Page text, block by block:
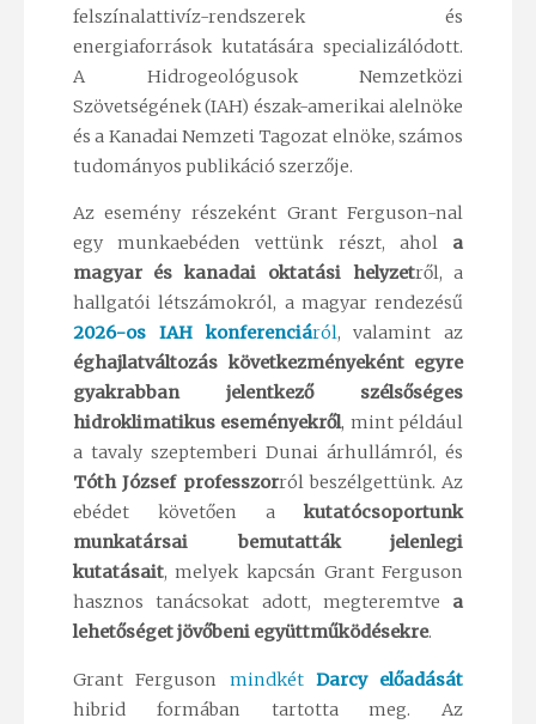
felszínalattivíz-rendszerek és
energiaforrások kutatására specializálódott.
A Hidrogeológusok Nemzetközi
Szövetségének (IAH) észak-amerikai alelnöke
és a Kanadai Nemzeti Tagozat elnöke, számos
tudományos publikáció szerzője.
Az esemény részeként Grant Ferguson-nal
egy munkaebéden vettünk részt, ahola
magyar és kanadai oktatási helyzetről, a
hallgatói létszámokról, a magyar rendezésű
2026-os IAH konferenciáról, valamint az
éghajlatváltozás következményeként egyre
gyakrabban jelentkező szélsőséges
hidroklimatikus eseményekről, mint például
a tavaly szeptemberi Dunai árhullámról, és
Tóth József professzorról beszélgettünk. Az
ebédet követően akutatócsoportunk
munkatársai bemutatták jelenlegi
kutatásait, melyek kapcsán Grant Ferguson
hasznos tanácsokat adott, megteremtve a
lehetőséget jövőbeni együttműködésekre.
Grant Ferguson mindkét Darcy előadását
hibrid formában tartotta meg. Az